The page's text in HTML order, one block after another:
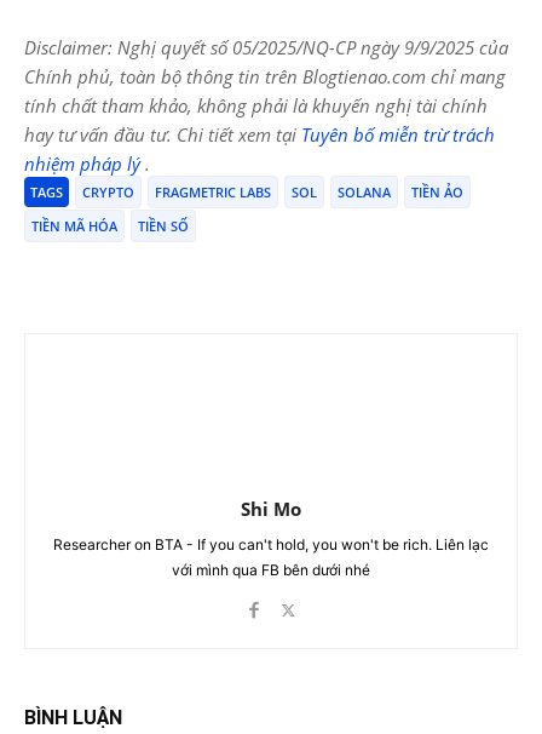
Disclaimer: Nghị quyết số 05/2025/NQ-CP ngày 9/9/2025 của
Chính phủ, toàn bộ thông tin trên Blogtienao.com chỉ mang
tính chất tham khảo, không phải là khuyến nghị tài chính
hay tư vấn đầu tư. Chi tiết xem tại Tuyên bố miễn trừ trách
nhiệm pháp lý.
TAGS CRYPTO FRAGMETRIC LABS SOL SOLANA
TIỀN ẢO
TIỀN MÃ HÓA
TIỀN SỐ
Shi Mo
Researcher on BTA - If you can't hold, you won't be rich. Liên lạc
với mình qua FB bên dưới nhé
BÌNH LUẬN